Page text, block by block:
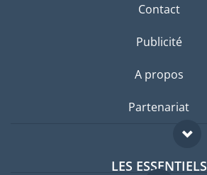
Contact
Publicité
A propos
Partenariat
LES ESSENTIELS